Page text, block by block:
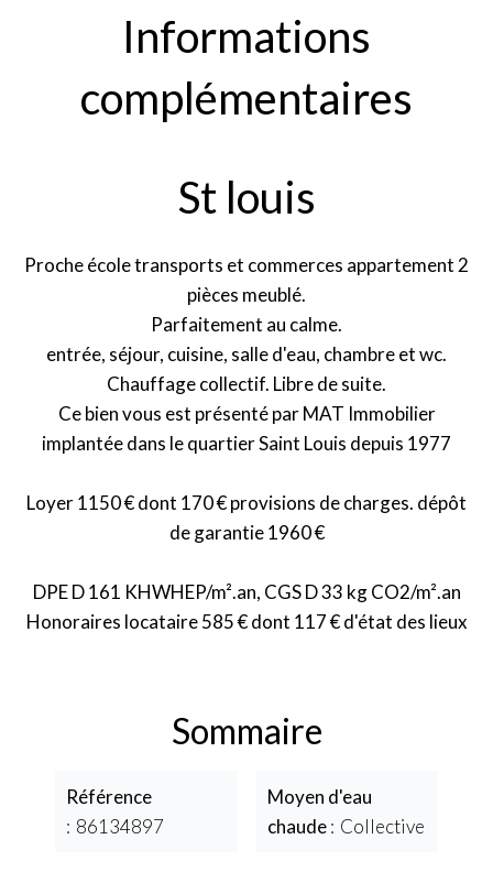
Informations
complémentaires
St louis
Proche école transports et commerces appartement 2
pièces meublé.
Parfaitement au calme.
entrée, séjour, cuisine, salle d'eau, chambre et wc.
Chauffage collectif. Libre de suite.
Ce bien vous est présenté par MAT Immobilier
implantée dans le quartier Saint Louis depuis 1977
Loyer 1150 € dont 170 € provisions de charges. dépôt
de garantie 1960 €
DPE D 161 KHWHEP/m².an, CGS D 33 kg CO2/m².an
Honoraires locataire 585 € dont 117 € d'état des lieux
Sommaire
Référence
86134897
Moyen d'eau
chaude
Collective